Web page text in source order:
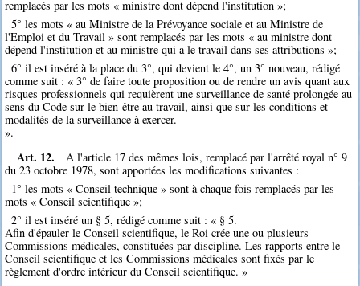
remplacés par les mots « ministre dont dépend l'institution »;
5° les mots « au Ministre de la Prévoyance sociale et au Ministre de
l'Emploi et du Travail » sont remplacés par les mots « au ministre dont
dépend l'institution et au ministre qui a le travail dans ses attributions »;
6° il est inséré à la place du 3°, qui devient le 4°, un 3° nouveau, rédigé
comme suit : « 3° de faire toute proposition ou de rendre un avis quant aux
risques professionnels qui requièrent une surveillance de santé prolongée au
sens du Code sur le bien-être au travail, ainsi que sur les conditions et
modalités de la surveillance à exercer.
».
Art. 12.
A l'article 17 des mêmes lois, remplacé par l'arrêté royal n° 9
du 23 octobre 1978, sont apportées les modifications suivantes :
1° les mots « Conseil technique » sont à chaque fois remplacés par les
mots « Conseil scientifique »;
2° il est inséré un § 5, rédigé comme suit : « § 5.
Afin d'épauler le Conseil scientifique, le Roi crée une ou plusieurs
Commissions médicales, constituées par discipline. Les rapports entre le
Conseil scientifique et les Commissions médicales sont fixés par le
règlement d'ordre intérieur du Conseil scientifique. »